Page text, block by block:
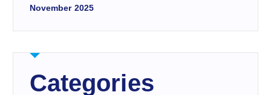
November 2025
Categories